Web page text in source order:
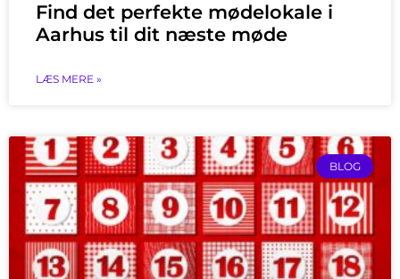
Find det perfekte mødelokale i
Aarhus til dit næste møde
LÆS MERE »
BLOG